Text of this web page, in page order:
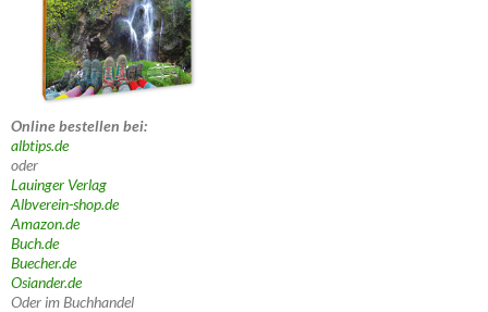
Online bestellen bei:
albtips.de
oder
Lauinger Verlag
Albverein-shop.de
Amazon.de
Buch.de
Buecher.de
Osiander.de
Oder im Buchhandel